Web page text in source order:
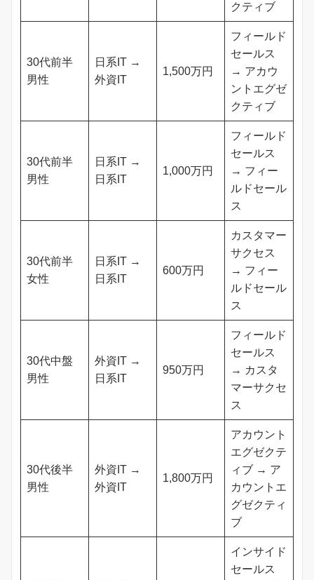
クティブ
30代前半
男性
日系IT →
外資IT
1,500万円
フィールド
セールス
→ アカウ
ントエグゼ
クティブ
30代前半
男性
日系IT →
日系IT
1,000万円
フィールド
セールス
→ フィー
ルドセール
ス
30代前半
女性
日系IT →
日系IT
600万円
カスタマー
サクセス
→ フィー
ルドセール
ス
30代中盤
男性
外資IT →
日系IT
950万円
フィールド
セールス
→ カスタ
マーサクセ
ス
30代後半
男性
外資IT →
外資IT
1,800万円
アカウント
エグゼクテ
ィブ → ア
カウントエ
グゼクティ
ブ
インサイド
セールス